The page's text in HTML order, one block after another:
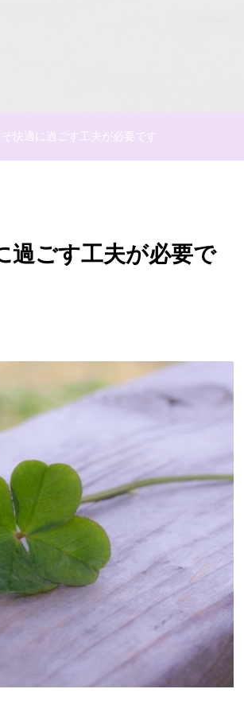
快適に過ごす工夫が必要です
過ごす工夫が必要で